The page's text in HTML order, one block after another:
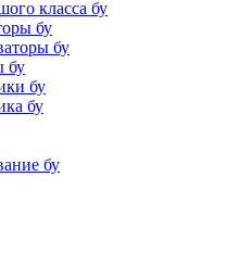
класса бу
бу
бу
бу
бу
бу
бу